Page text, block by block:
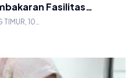
Fasilitas…
TIMUR, 10…